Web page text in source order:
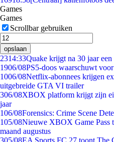
Games
Games
Scrollbar gebruiken
opslaan
2314:33Quake krijgt na 30 jaar
1906/08PS5-doos waarschuwt
1006/08Netflix-abonnees krijgen
uitgebreide GTA VI trailer
306/08XBOX platform krijgt zijn
jaar
106/08Forensics: Crime Scene
105/08Nieuwe XBOX Game Pass
maand augustus
305/08EA Sports FC 27 toont The